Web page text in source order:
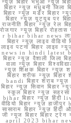
न्यूज़ बिहार भभुआ न्यूज़
बिहार न्यूज़ मधुबनी जिला
बिहार न्यूज़ मर्डर बिहार
बिहार न्यूज़ यूट्यूब पर
राजनीति बिहार न्यूज़ रेल
रोजगार न्यूज़ बिहार
r bihar bihar news
बिहार न्यूज़ लाइव
लाइव पटना बिहार लाइव
news in hindi latest
बिहार न्यूज़ वैशाली जिला
वाला न्यूज़ बिहार
न्यूज़ शिक्षक बिहार न्यूज़
बिहार शरीफ न्यूज़
bandi बिहार शराब न्यूज़
बिहार न्यूज़ सिवान बिहार
स्कूल बिहार न्यूज़ सहरसा
bihar बिहार न्यूज़ हिंदी
वीडियो बिहार न्यूज़
सासाराम बिहार न्यूज़ हिंदी
जी न्यूज बिहार बिहार
april 2023 bihar